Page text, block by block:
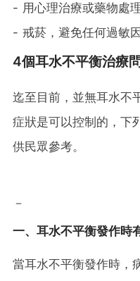
- 用心理治療或藥物處
- 戒菸，避免任何過敏因
4個耳水不平衡治療
迄至目前，並無耳水不
症狀是可以控制的，下
供民眾參考。
－
一、耳水不平衡發作時
當耳水不平衡發作時，